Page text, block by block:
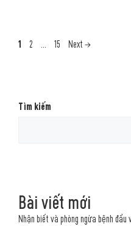
Page
1 Page
2 … Page
15 Next →
Tìm kiếm
Bài viết mới
Nhận biết và phòng ngừa bệnh